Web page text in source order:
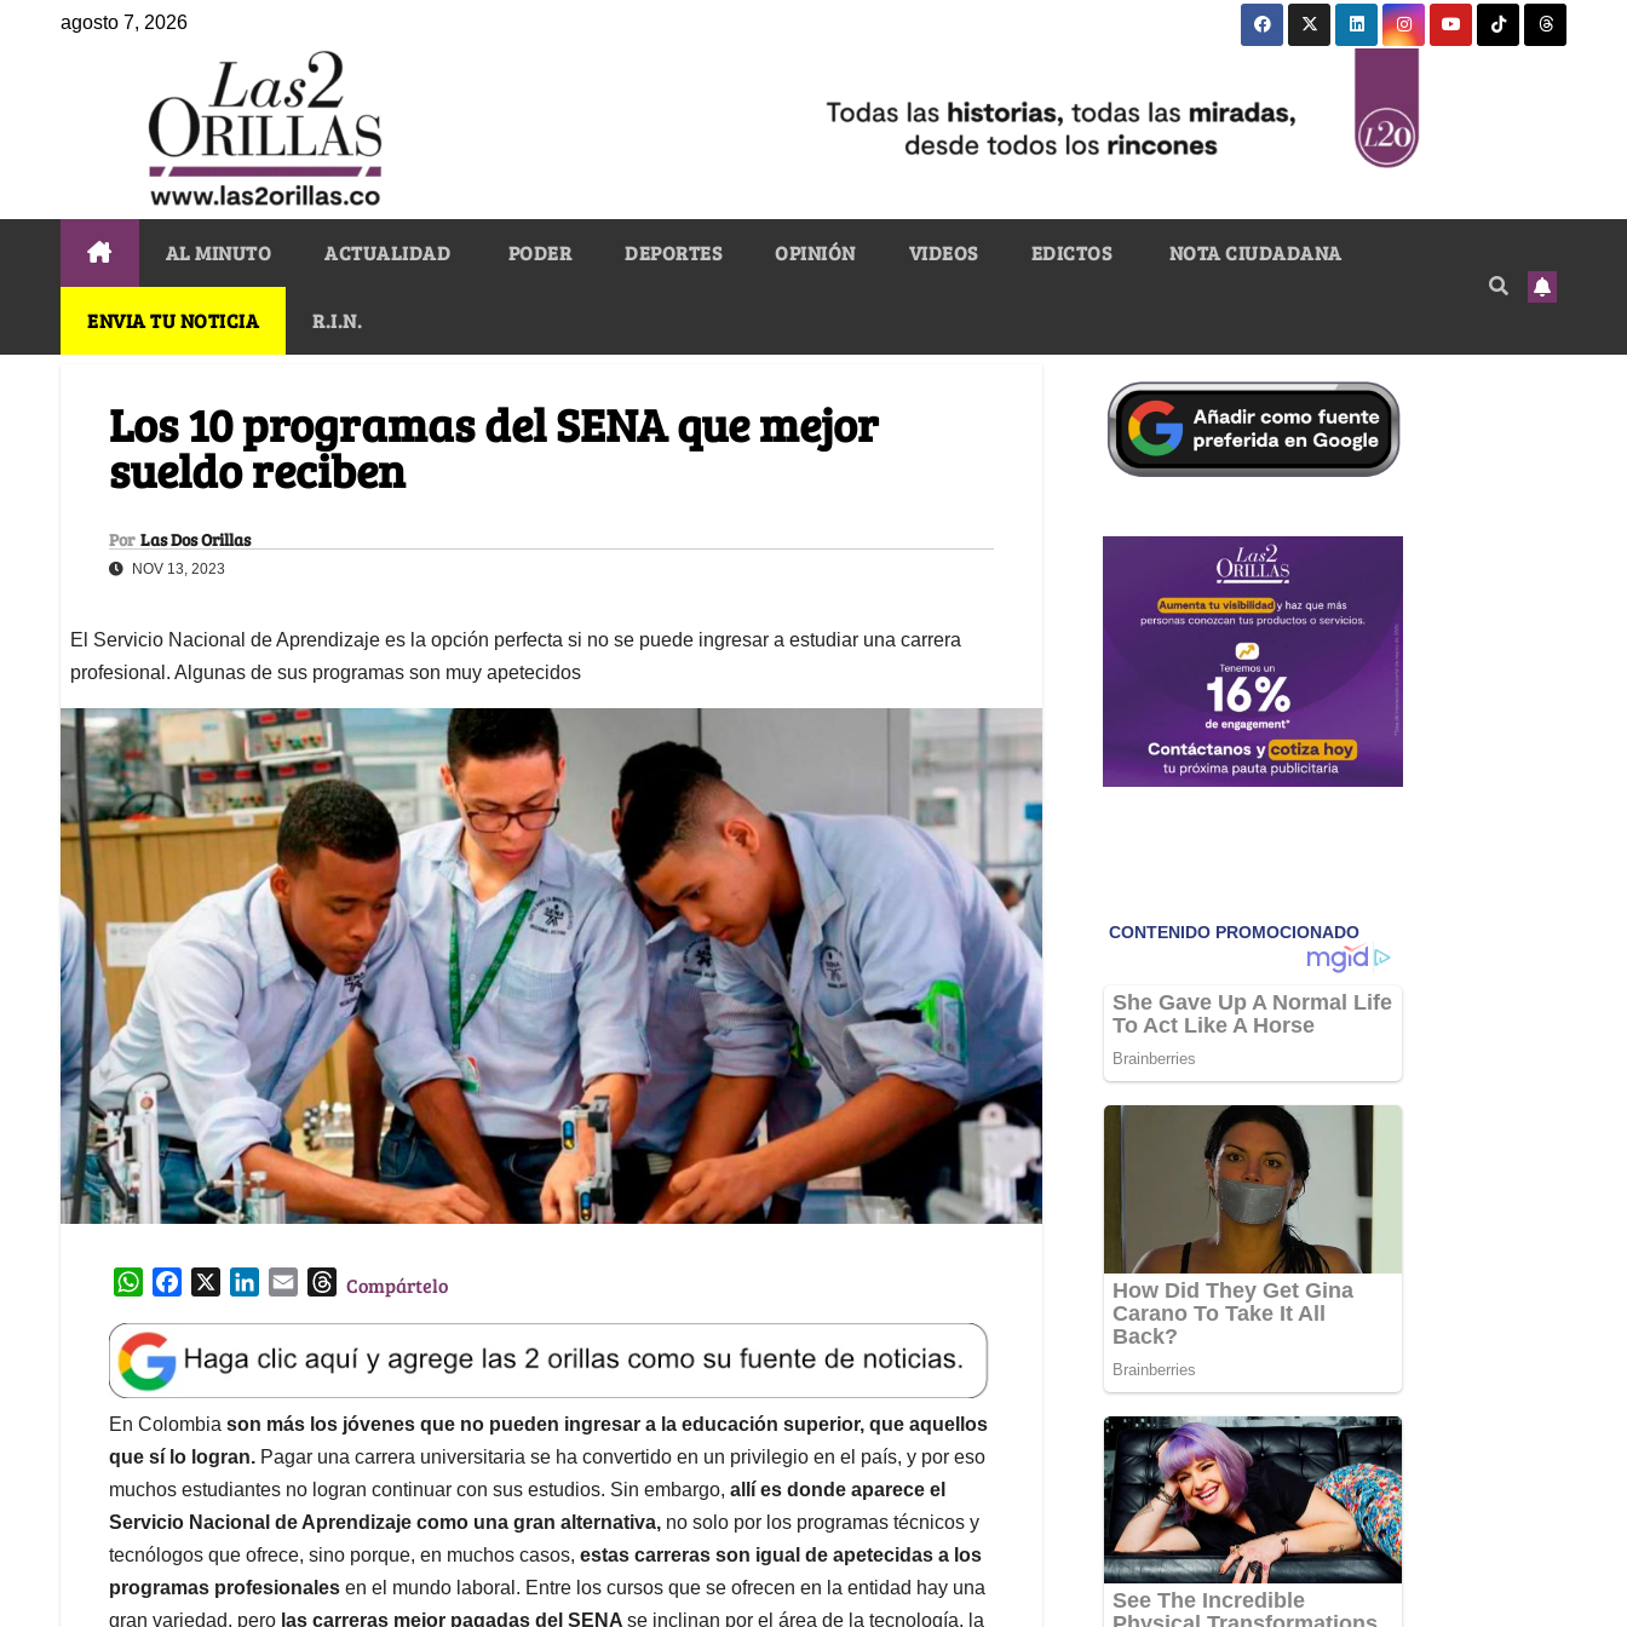
agosto 7, 2026
AL MINUTO ACTUALIDAD PODER DEPORTES OPINIÓN VIDEOS EDICTOS NOTA CIUDADANA
ENVIA TU NOTICIA R.I.N.
Los 10 programas del SENA que mejor
sueldo reciben
Por Las Dos Orillas
NOV 13, 2023
El Servicio Nacional de Aprendizaje es la opción perfecta si no se puede ingresar a estudiar una carrera
profesional. Algunas de sus programas son muy apetecidos
W
a
t
s
A
p
p
e
b
o
o
k
k
e
d
I
n
l
T
e
a
d
s
Compártelo
En Colombia son más los jóvenes que no pueden ingresar a la educación superior, que aquellos
que sí lo logran. Pagar una carrera universitaria se ha convertido en un privilegio en el país, y por eso
muchos estudiantes no logran continuar con sus estudios. Sin embargo, allí es donde aparece el
Servicio Nacional de Aprendizaje como una gran alternativa, no solo por los programas técnicos y
tecnólogos que ofrece, sino porque, en muchos casos, estas carreras son igual de apetecidas a los
programas profesionales en el mundo laboral. Entre los cursos que se ofrecen en la entidad hay una
gran variedad, pero las carreras mejor pagadas del SENA se inclinan por el área de la tecnología, la